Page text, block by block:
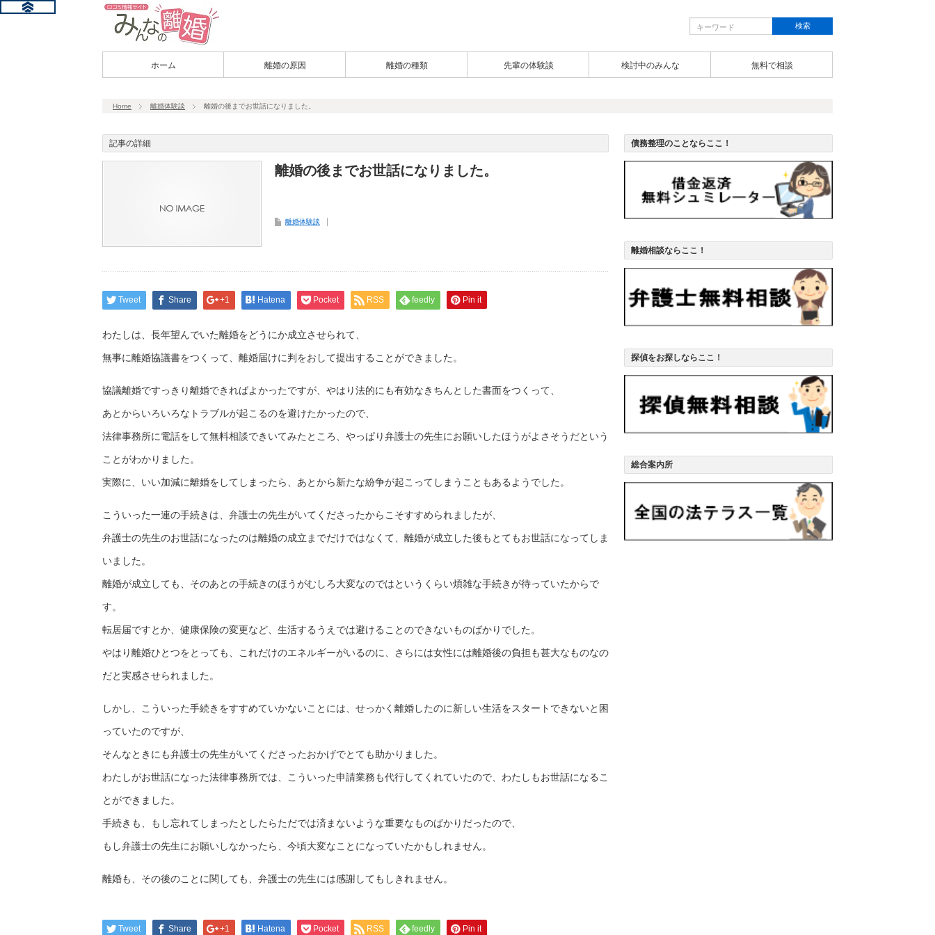
ホーム 離婚の原因 離婚の種類 先輩の体験談 検討中のみんな 無料で相談
Home 離婚体験談 離婚の後までお世話になりました。
記事の詳細
離婚の後までお世話になりました。
離婚体験談
Tweet Share +1 Hatena Pocket RSS feedly Pin it
わたしは、長年望んでいた離婚をどうにか成立させられて、
無事に離婚協議書をつくって、離婚届けに判をおして提出することができました。
協議離婚ですっきり離婚できればよかったですが、やはり法的にも有効なきちんとした書面をつくって、
あとからいろいろなトラブルが起こるのを避けたかったので、
法律事務所に電話をして無料相談できいてみたところ、やっぱり弁護士の先生にお願いしたほうがよさそうだという
ことがわかりました。
実際に、いい加減に離婚をしてしまったら、あとから新たな紛争が起こってしまうこともあるようでした。
こういった一連の手続きは、弁護士の先生がいてくださったからこそすすめられましたが、
弁護士の先生のお世話になったのは離婚の成立までだけではなくて、離婚が成立した後もとてもお世話になってしま
いました。
離婚が成立しても、そのあとの手続きのほうがむしろ大変なのではというくらい煩雑な手続きが待っていたからで
す。
転居届ですとか、健康保険の変更など、生活するうえでは避けることのできないものばかりでした。
やはり離婚ひとつをとっても、これだけのエネルギーがいるのに、さらには女性には離婚後の負担も甚大なものなの
だと実感させられました。
しかし、こういった手続きをすすめていかないことには、せっかく離婚したのに新しい生活をスタートできないと困
っていたのですが、
そんなときにも弁護士の先生がいてくださったおかげでとても助かりました。
わたしがお世話になった法律事務所では、こういった申請業務も代行してくれていたので、わたしもお世話になるこ
とができました。
手続きも、もし忘れてしまったとしたらただでは済まないような重要なものばかりだったので、
もし弁護士の先生にお願いしなかったら、今頃大変なことになっていたかもしれません。
離婚も、その後のことに関しても、弁護士の先生には感謝してもしきれません。
Tweet Share +1 Hatena Pocket RSS feedly Pin it
債務整理のことならここ！
離婚相談ならここ！
探偵をお探しならここ！
総合案内所